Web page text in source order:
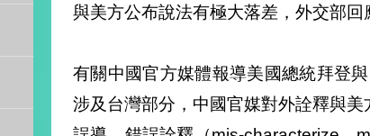
與美方公布說法有極大落差，外交部回
有關中國官方媒體報導美國總統拜登
涉及台灣部分，中國官媒對外詮釋與